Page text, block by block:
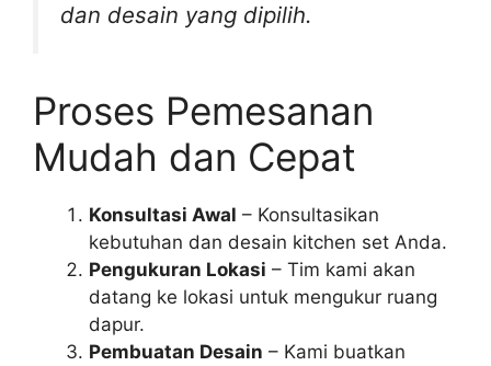
dan desain yang dipilih.
Proses Pemesanan
Mudah dan Cepat
Konsultasi Awal – Konsultasikan
kebutuhan dan desain kitchen set Anda.
Pengukuran Lokasi – Tim kami akan
datang ke lokasi untuk mengukur ruang
dapur.
Pembuatan Desain – Kami buatkan